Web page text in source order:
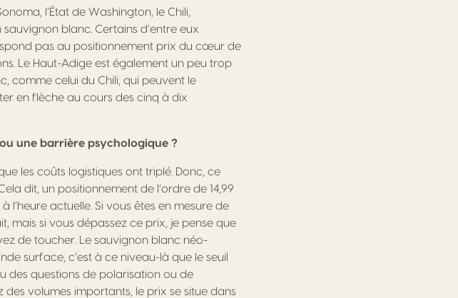
l’État de Washington, le Chili,
blanc. Certains d’entre eux
pas au positionnement prix du cœur de
Le Haut-Adige est également un peu trop
comme celui du Chili, qui peuvent le
en flèche au cours des cinq à dix
une barrière psychologique ?
les coûts logistiques ont triplé. Donc, ce
dit, un positionnement de l’ordre de 14,99
actuelle. Si vous êtes en mesure de
mais si vous dépassez ce prix, je pense que
de toucher. Le sauvignon blanc néo-
surface, c’est à ce niveau-là que le seuil
des questions de polarisation ou de
volumes importants, le prix se situe dans